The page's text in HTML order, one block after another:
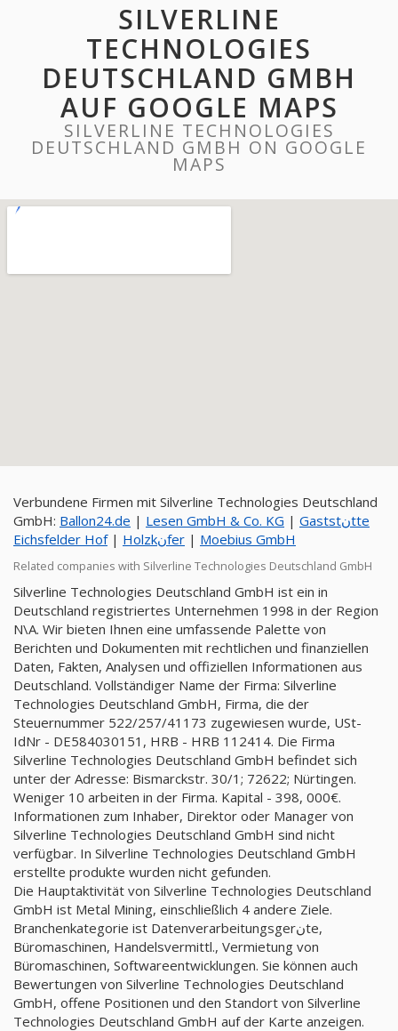
SILVERLINE
TECHNOLOGIES
DEUTSCHLAND GMBH
AUF GOOGLE MAPS
SILVERLINE TECHNOLOGIES
DEUTSCHLAND GMBH ON GOOGLE
MAPS
Verbundene Firmen mit Silverline Technologies Deutschland
GmbH: Ballon24.de | Lesen GmbH & Co. KG | Gaststنtte
Eichsfelder Hof| Holzkنfer | Moebius GmbH
Related companies with Silverline Technologies Deutschland GmbH
Silverline Technologies Deutschland GmbH ist ein in
Deutschland registriertes Unternehmen 1998 in der Region
N\A. Wir bieten Ihnen eine umfassende Palette von
Berichten und Dokumenten mit rechtlichen und finanziellen
Daten, Fakten, Analysen und offiziellen Informationen aus
Deutschland. Vollständiger Name der Firma: Silverline
Technologies Deutschland GmbH, Firma, die der
Steuernummer 522/257/41173 zugewiesen wurde, USt-
IdNr - DE584030151, HRB - HRB 112414. Die Firma
Silverline Technologies Deutschland GmbH befindet sich
unter der Adresse: Bismarckstr. 30/1; 72622; Nürtingen.
Weniger 10 arbeiten in der Firma. Kapital - 398, 000€.
Informationen zum Inhaber, Direktor oder Manager von
Silverline Technologies Deutschland GmbH sind nicht
verfügbar. In Silverline Technologies Deutschland GmbH
erstellte produkte wurden nicht gefunden.
Die Hauptaktivität von Silverline Technologies Deutschland
GmbH ist Metal Mining, einschließlich 4 andere Ziele.
Branchenkategorie ist Datenverarbeitungsgerنte,
Büromaschinen, Handelsvermittl., Vermietung von
Büromaschinen, Softwareentwicklungen. Sie können auch
Bewertungen von Silverline Technologies Deutschland
GmbH, offene Positionen und den Standort von Silverline
Technologies Deutschland GmbH auf der Karte anzeigen.